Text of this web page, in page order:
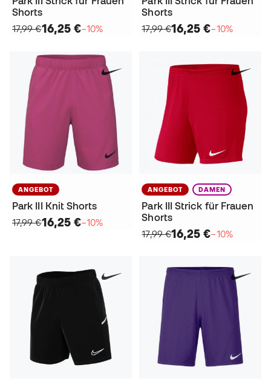
Shorts
17,99 €16,25 €−10%
Shorts
17,99 €16,25 €−10%
ANGEBOT
Park III Knit Shorts
17,99 €16,25 €−10%
ANGEBOT DAMEN
Park III Strick für Frauen
Shorts
17,99 €16,25 €−10%